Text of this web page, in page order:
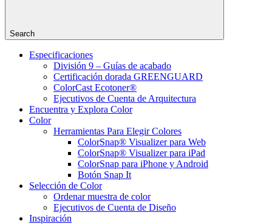
Search
Especificaciones
División 9 – Guías de acabado
Certificación dorada GREENGUARD
ColorCast Ecotoner®
Ejecutivos de Cuenta de Arquitectura
Encuentra y Explora Color
Color
Herramientas Para Elegir Colores
ColorSnap® Visualizer para Web
ColorSnap® Visualizer para iPad
ColorSnap para iPhone y Android
Botón Snap It
Selección de Color
Ordenar muestra de color
Ejecutivos de Cuenta de Diseño
Inspiración